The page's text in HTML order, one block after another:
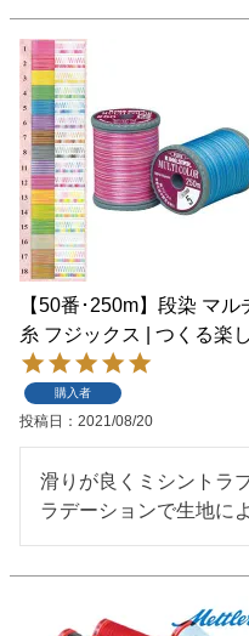
【50番･250m】段染 マ
糸 フジックス | つくる楽
購入者
投稿日 2021/08/20
滑りが良くミシントラ
ラデーションで生地に